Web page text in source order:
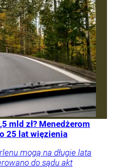
mld zł? Menedżerom
25 lat więzienia
mogą na długie lata
do sądu akt